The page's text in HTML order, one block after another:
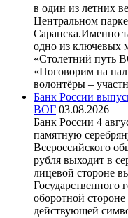
в один из летних
Центральном
Саранска.Именно
одно из ключевых
«Столетний путь
«Поговорим на
волонтёры –
Банк России
ВОГ 03.08.2026
Банк России 4
памятную
Всероссийского
рубля выходит в
лицевой стороне
Государственного
оборотной
действующей